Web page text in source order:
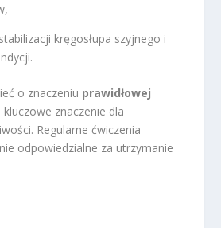
kręgosłupa szyjnego i
o znaczeniu prawidłowej
znaczenie dla
Regularne ćwiczenia
odpowiedzialne za utrzymanie